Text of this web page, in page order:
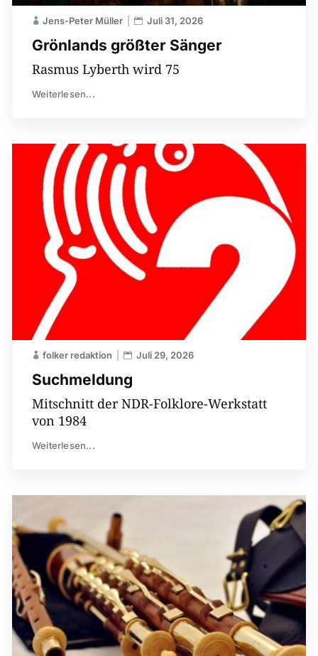
Grönlands größter Sänger
Jens-Peter Müller Juli 31, 2026
Rasmus Lyberth wird 75
Weiterlesen...
Suchmeldung
folker redaktion Juli 29, 2026
Mitschnitt der NDR-Folklore-Werkstatt
von 1984
Weiterlesen...